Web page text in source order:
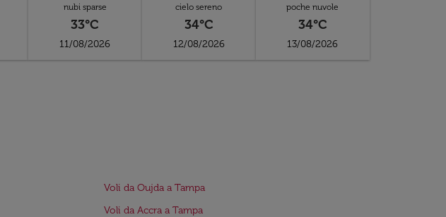
nubi sparse
33°C
11/08/2026
cielo sereno
34°C
12/08/2026
poche nuvole
34°C
13/08/2026
Voli da Oujda a Tampa
Voli da Accra a Tampa